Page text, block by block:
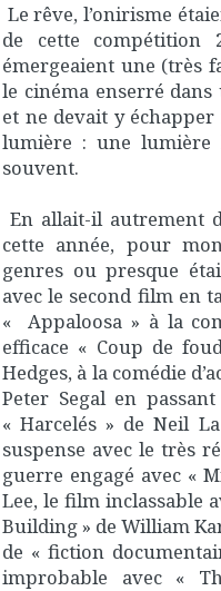
Le rêve, l’onirisme
de cette compétition
émergeaient une (très
le cinéma enserré
et ne devait y
lumière : une
souvent.
En allait-il autrement
cette année, pour
genres ou presque
avec le second film en
« Appaloosa » à la
efficace « Coup de
Hedges, à la comédie
Peter Segal en
« Harcelés » de Neil
suspense avec le très
guerre engagé avec «
Lee, le film inclassable
Building » de William
de « fiction
improbable avec «